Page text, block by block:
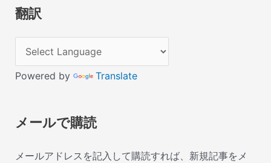
翻訳
Powered by Translate
メールで購読
メールアドレスを記入して購読すれば、新規記事をメ